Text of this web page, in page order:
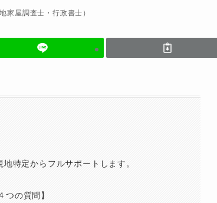
家屋調査士・行政書士）
特定からフルサポートします。
の質問】